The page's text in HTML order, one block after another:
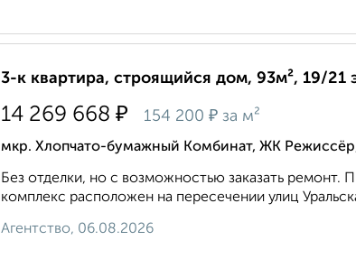
3-к квартира, строящийся дом, 93м², 19/21
14 269 668 ₽ 154 200 ₽ за м²
мкр. Хлопчато-бумажный Комбинат, ЖК
Без отделки, но с возможностью заказать
комплекс расположен на пересечении улиц
Агентство, 06.08.2026